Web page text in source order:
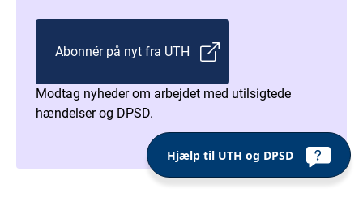
Abonnér på nyt fra UTH
Modtag nyheder om arbejdet med utilsigtede
hændelser og DPSD.
Hjælp til UTH og DPSD